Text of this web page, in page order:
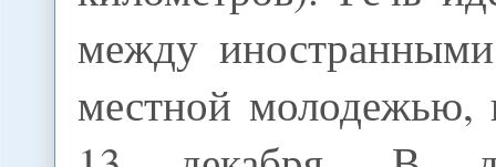
между
местной молодежью,